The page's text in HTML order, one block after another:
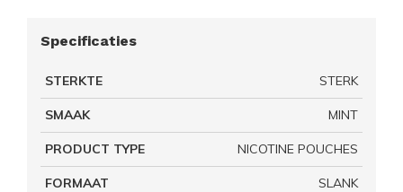
Specificaties
STERKTE STERK
SMAAK MINT
PRODUCT TYPE NICOTINE POUCHES
FORMAAT SLANK